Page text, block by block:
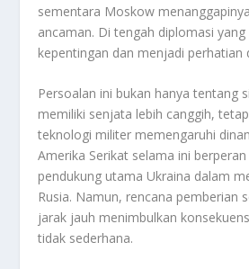
sementara Moskow
ancaman. Di tengah diplomasi yang
kepentingan dan menjadi perhatian
Persoalan ini bukan hanya tentang
memiliki senjata lebih canggih,
teknologi militer memengaruhi
Amerika Serikat selama ini
pendukung utama Ukraina dalam
Rusia. Namun, rencana pemberian
jarak jauh menimbulkan
tidak sederhana.